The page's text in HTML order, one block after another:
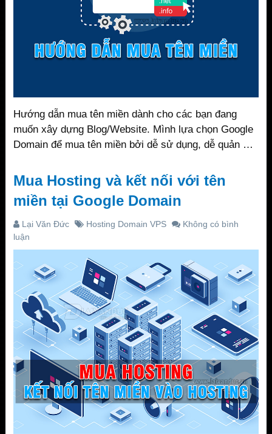
Hướng dẫn mua tên miền dành cho các bạn đang
muốn xây dựng Blog/Website. Mình lựa chọn Google
Domain để mua tên miền bởi dễ sử dụng, dễ quản …
Mua Hosting và kết nối với tên
miền tại Google Domain
Lại Văn Đức Hosting Domain VPS
Không có bình
luận